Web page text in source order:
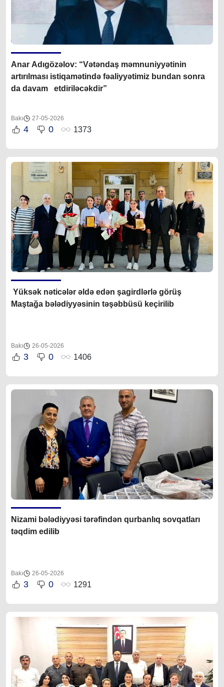
Anar Adıgözəlov: “Vətəndaş məmnuniyyətinin
artırılması istiqamətində fəaliyyətimiz bundan sonra
da davam etdiriləcəkdir”
Bakı 27-05-2026
4 0 1373
Yüksək nəticələr əldə edən şagirdlərlə görüş
Maştağa bələdiyyəsinin təşəbbüsü keçirilib
Bakı 26-05-2026
3 0 1406
Nizami bələdiyyəsi tərəfindən qurbanlıq sovqatları
təqdim edilib
Bakı 26-05-2026
3 0 1291